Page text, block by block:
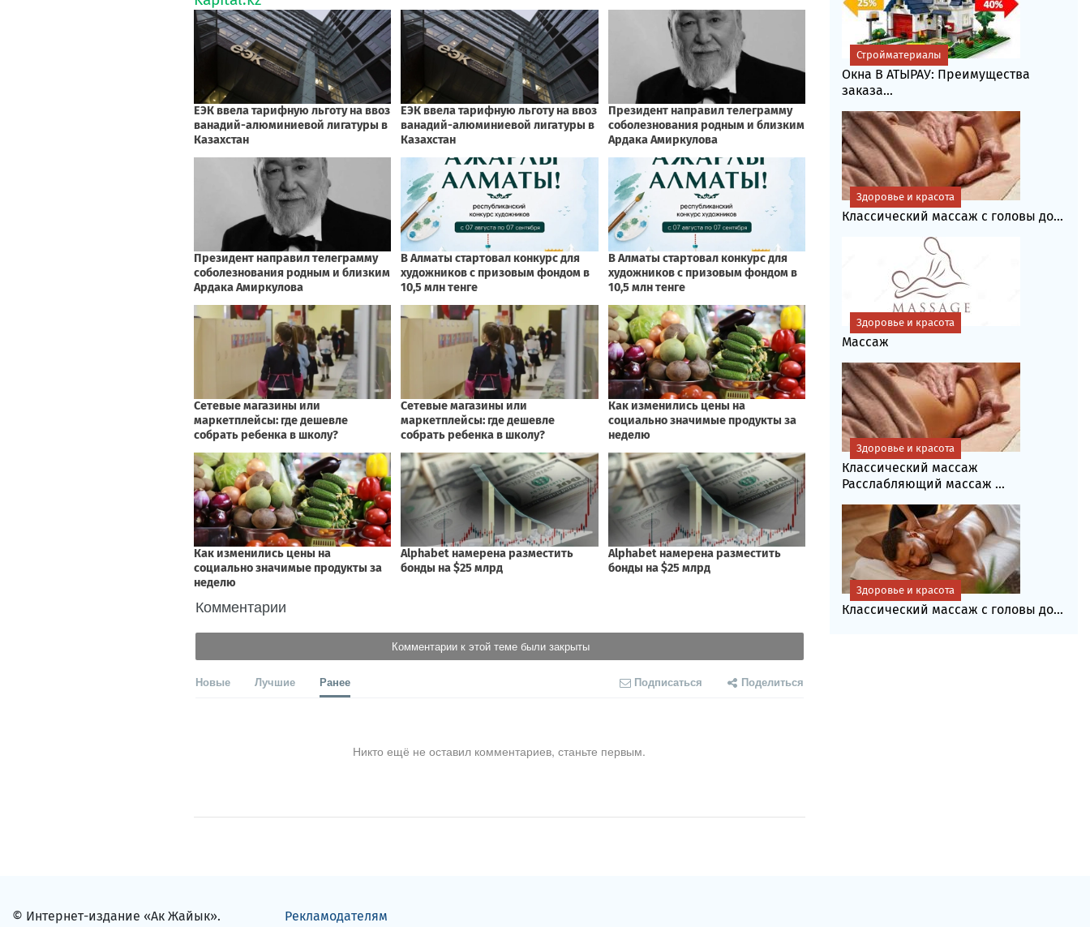
Комментарии
Комментарии к этой теме были закрыты
Новые Лучшие Ранее Подписаться Поделиться
Никто ещё не оставил комментариев, станьте первым.
Окна В АТЫРАУ: Преимущества
заказа...
Стройматериалы
Классический массаж с головы до...
Здоровье и красота
Массаж
Здоровье и красота
Классический массаж
Расслабляющий массаж ...
Здоровье и красота
Классический массаж с головы до...
Здоровье и красота
© Интернет-издание «Ак Жайык».
Рекламодателям